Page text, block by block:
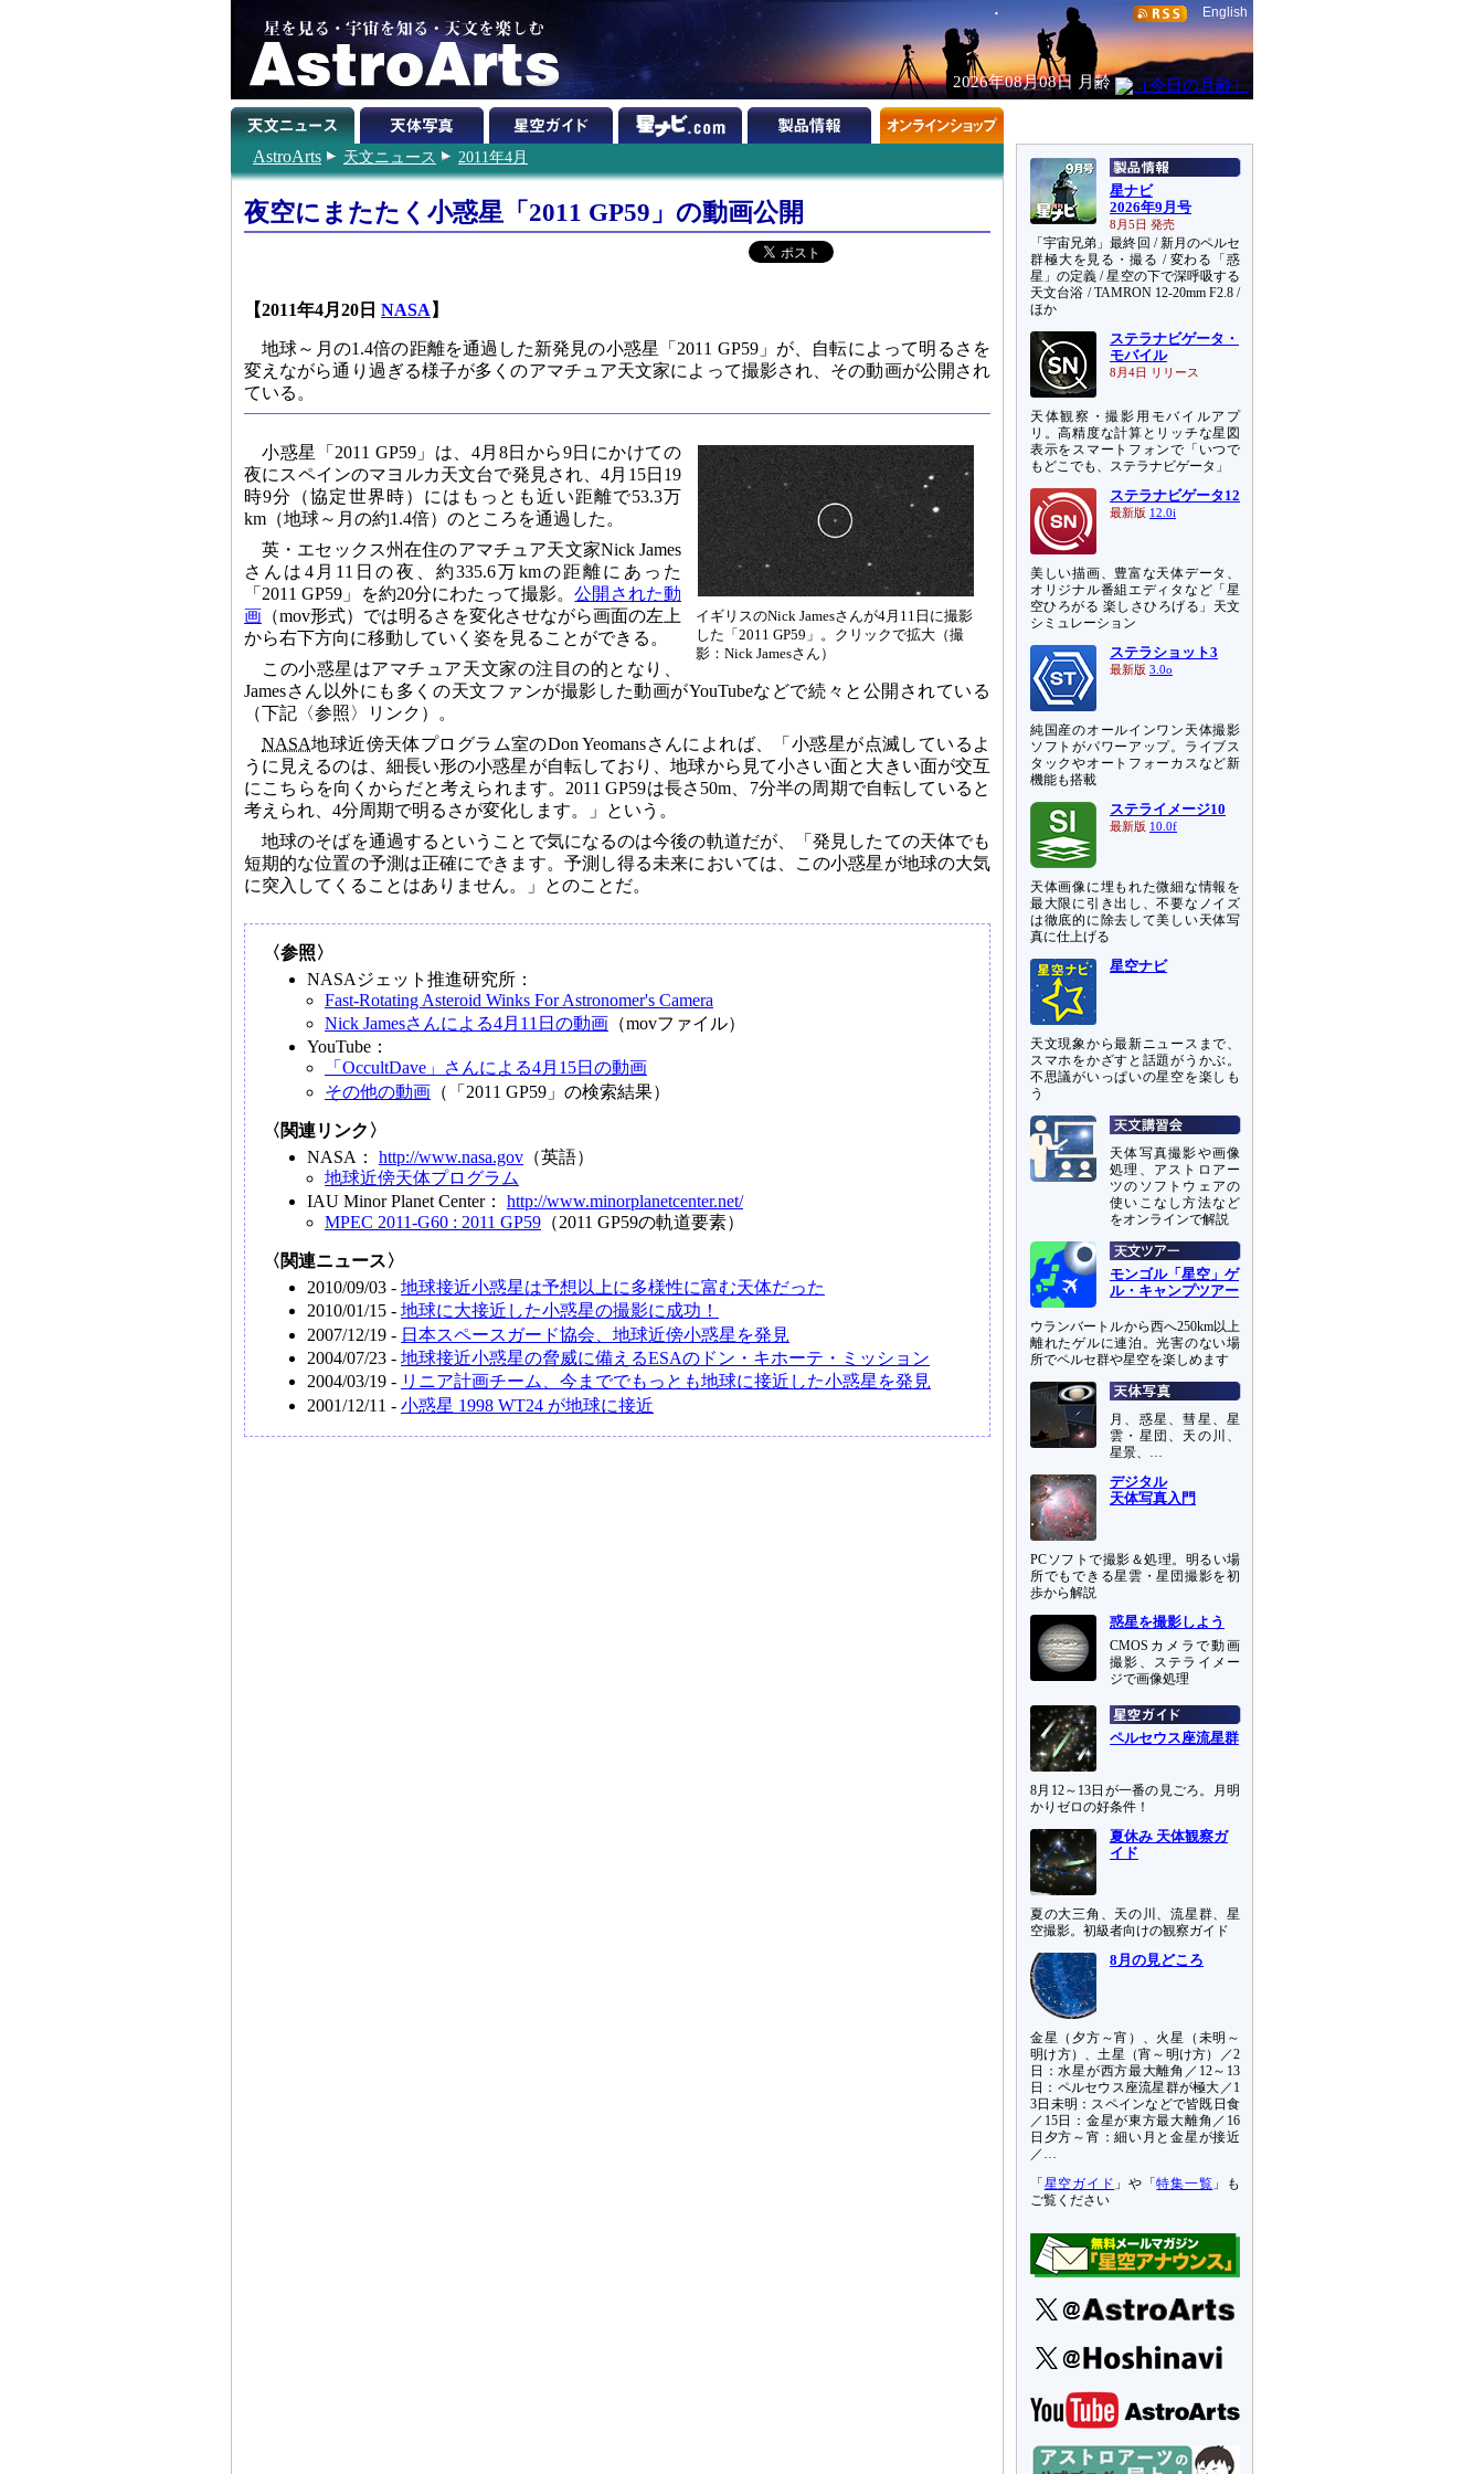
English
2026年08月08日 月齢
AstroArts 天文ニュース 2011年4月
夜空にまたたく小惑星「2011 GP59」の動画公開
【2011年4月20日 NASA 】
地球～月の1.4倍の距離を通過した新発見の小惑星「2011 GP59」が、自転によって明るさを
変えながら通り過ぎる様子が多くのアマチュア天文家によって撮影され、その動画が公開され
ている。
イギリスのNick Jamesさんが4月11日に撮影
した「2011 GP59」。クリックで拡大（撮
影：Nick Jamesさん）
小惑星「2011 GP59」は、4月8日から9日にかけての
夜にスペインのマヨルカ天文台で発見され、4月15日19
時9分（協定世界時）にはもっとも近い距離で53.3万
km（地球～月の約1.4倍）のところを通過した。
英・エセックス州在住のアマチュア天文家Nick James
さんは4月11日の夜、約335.6万kmの距離にあった
「2011 GP59」を約20分にわたって撮影。公開された動
画 （mov形式）では明るさを変化させながら画面の左上
から右下方向に移動していく姿を見ることができる。
この小惑星はアマチュア天文家の注目の的となり、
Jamesさん以外にも多くの天文ファンが撮影した動画がYouTubeなどで続々と公開されている
（下記〈参照〉リンク）。
NASA地球近傍天体プログラム室のDon Yeomansさんによれば、「小惑星が点滅しているよ
うに見えるのは、細長い形の小惑星が自転しており、地球から見て小さい面と大きい面が交互
にこちらを向くからだと考えられます。2011 GP59は長さ50m、7分半の周期で自転していると
考えられ、4分周期で明るさが変化します。」という。
地球のそばを通過するということで気になるのは今後の軌道だが、「発見したての天体でも
短期的な位置の予測は正確にできます。予測し得る未来においては、この小惑星が地球の大気
に突入してくることはありません。」とのことだ。
〈参照〉
NASAジェット推進研究所：
Fast-Rotating Asteroid Winks For Astronomer's Camera
Nick Jamesさんによる4月11日の動画 （movファイル）
YouTube：
「OccultDave」さんによる4月15日の動画
その他の動画 （「2011 GP59」の検索結果）
〈関連リンク〉
NASA： http://www.nasa.gov （英語）
地球近傍天体プログラム
IAU Minor Planet Center： http://www.minorplanetcenter.net/
MPEC 2011-G60 : 2011 GP59 （2011 GP59の軌道要素）
〈関連ニュース〉
2010/09/03 - 地球接近小惑星は予想以上に多様性に富む天体だった
2010/01/15 - 地球に大接近した小惑星の撮影に成功！
2007/12/19 - 日本スペースガード協会、地球近傍小惑星を発見
2004/07/23 - 地球接近小惑星の脅威に備えるESAのドン・キホーテ・ミッション
2004/03/19 - リニア計画チーム、今まででもっとも地球に接近した小惑星を発見
2001/12/11 - 小惑星 1998 WT24 が地球に接近
星ナビ
2026年9月号
8月5日 発売
「宇宙兄弟」最終回 / 新月のペルセ
群極大を見る・撮る / 変わる「惑
星」の定義 / 星空の下で深呼吸する
天文台浴 / TAMRON 12-20mm F2.8 /
ほか
ステラナビゲータ・
モバイル
8月4日 リリース
天体観察・撮影用モバイルアプ
リ。高精度な計算とリッチな星図
表示をスマートフォンで「いつで
もどこでも、ステラナビゲータ」
ステラナビゲータ12
最新版 12.0i
美しい描画、豊富な天体データ、
オリジナル番組エディタなど「星
空ひろがる 楽しさひろげる」天文
シミュレーション
ステラショット3
最新版 3.0o
純国産のオールインワン天体撮影
ソフトがパワーアップ。ライブス
タックやオートフォーカスなど新
機能も搭載
ステライメージ10
最新版 10.0f
天体画像に埋もれた微細な情報を
最大限に引き出し、不要なノイズ
は徹底的に除去して美しい天体写
真に仕上げる
星空ナビ
天文現象から最新ニュースまで、
スマホをかざすと話題がうかぶ。
不思議がいっぱいの星空を楽しも
う
天体写真撮影や画像
処理、アストロアー
ツのソフトウェアの
使いこなし方法など
をオンラインで解説
モンゴル「星空」ゲ
ル・キャンプツアー
ウランバートルから西へ250km以上
離れたゲルに連泊。光害のない場
所でペルセ群や星空を楽しめます
月、惑星、彗星、星
雲・星団、天の川、
星景、…
デジタル
天体写真入門
PCソフトで撮影＆処理。明るい場
所でもできる星雲・星団撮影を初
歩から解説
惑星を撮影しよう
CMOSカメラで動画
撮影、ステライメー
ジで画像処理
ペルセウス座流星群
8月12～13日が一番の見ごろ。月明
かりゼロの好条件！
夏休み 天体観察ガ
イド
夏の大三角、天の川、流星群、星
空撮影。初級者向けの観察ガイド
8月の見どころ
金星（夕方～宵）、火星（未明～
明け方）、土星（宵～明け方）／2
日：水星が西方最大離角／12～13
日：ペルセウス座流星群が極大／1
3日未明：スペインなどで皆既日食
／15日：金星が東方最大離角／16
日夕方～宵：細い月と金星が接近
／…
「 星空ガイド 」や「特集一覧 」も
ご覧ください